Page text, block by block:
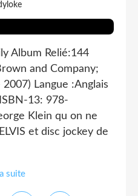
Album Relié:144
and Company;
Langue :Anglais
13: 978-
Klein qu on ne
et disc jockey de
suite